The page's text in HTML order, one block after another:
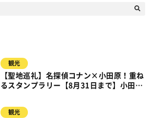
観光
【聖地巡礼】名探偵コナン×小田原！重ね
るスタンプラリー【8月31日まで】小田
観光